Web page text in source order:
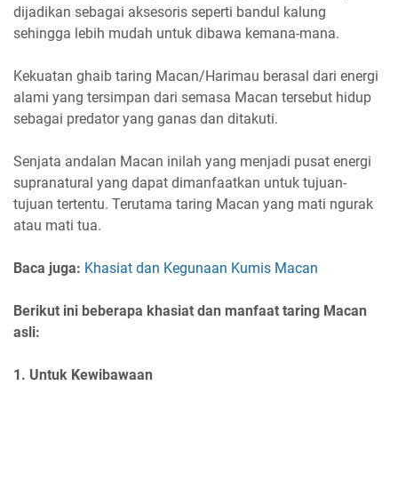
dijadikan sebagai aksesoris seperti bandul kalung
sehingga lebih mudah untuk dibawa kemana-mana.
Kekuatan ghaib taring Macan/Harimau berasal dari energi
alami yang tersimpan dari semasa Macan tersebut hidup
sebagai predator yang ganas dan ditakuti.
Senjata andalan Macan inilah yang menjadi pusat energi
supranatural yang dapat dimanfaatkan untuk tujuan-
tujuan tertentu. Terutama taring Macan yang mati ngurak
atau mati tua.
Baca juga: Khasiat dan Kegunaan Kumis Macan
Berikut ini beberapa khasiat dan manfaat taring Macan
asli:
1. Untuk Kewibawaan